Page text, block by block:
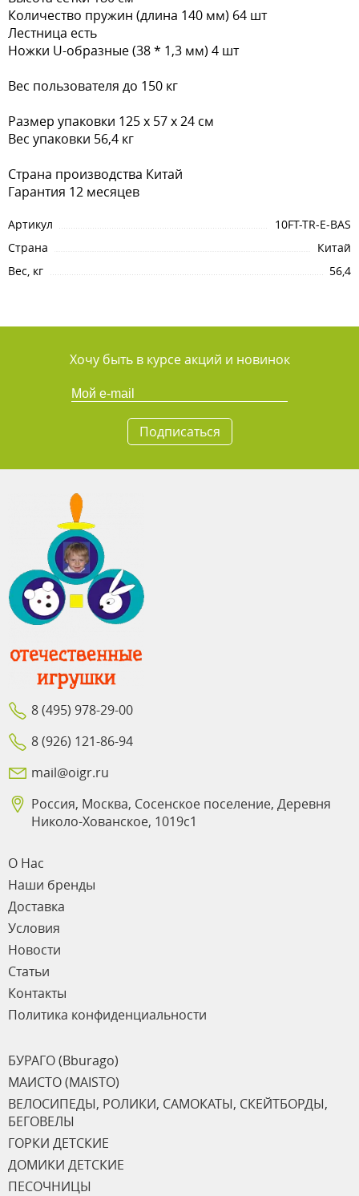
Количество пружин (длина 140 мм) 64 шт
Лестница есть
Ножки U-образные (38 * 1,3 мм) 4 шт
Вес пользователя до 150 кг
Размер упаковки 125 х 57 х 24 см
Вес упаковки 56,4 кг
Страна производства Китай
Гарантия 12 месяцев
Артикул
10FT-TR-E-BAS
Страна
Китай
Вес, кг
56,4
Хочу быть в курсе акций и новинок
Подписаться
8 (495) 978-29-00
8 (926) 121-86-94
mail@oigr.ru
Россия, Москва, Сосенское поселение, Деревня
Николо-Хованское, 1019с1
О Нас
Наши бренды
Доставка
Условия
Новости
Статьи
Контакты
Политика конфиденциальности
БУРАГО (Bburago)
МАИСТО (MAISTO)
ВЕЛОСИПЕДЫ, РОЛИКИ, САМОКАТЫ, СКЕЙТБОРДЫ,
БЕГОВЕЛЫ
ГОРКИ ДЕТСКИЕ
ДОМИКИ ДЕТСКИЕ
ПЕСОЧНИЦЫ